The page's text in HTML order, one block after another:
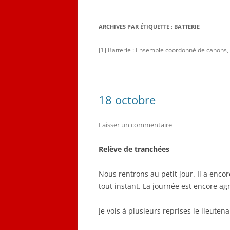
ARCHIVES PAR ÉTIQUETTE : BATTERIE
[1] Batterie : Ensemble coordonné de
18 octobre
Laisser un commentaire
Relève de tranchées
Nous rentrons au petit jour. Il a
tout instant. La journée est encore
Je vois à plusieurs reprises le